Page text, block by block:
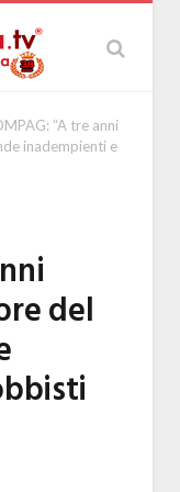
“A tre anni
inadempienti e
del